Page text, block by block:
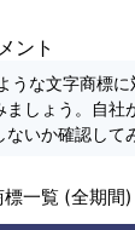
ント
うな文字商標
しょう。自社
いか確認して
標一覧 (全期間)